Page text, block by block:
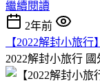
繼續閱讀
2年前
【2022解封小旅
2022解封小旅行